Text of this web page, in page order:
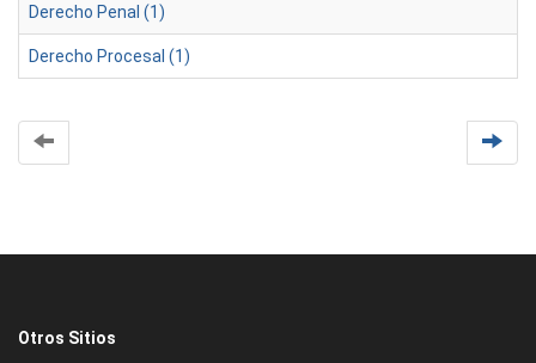
Derecho Penal (1)
Derecho Procesal (1)
Otros Sitios